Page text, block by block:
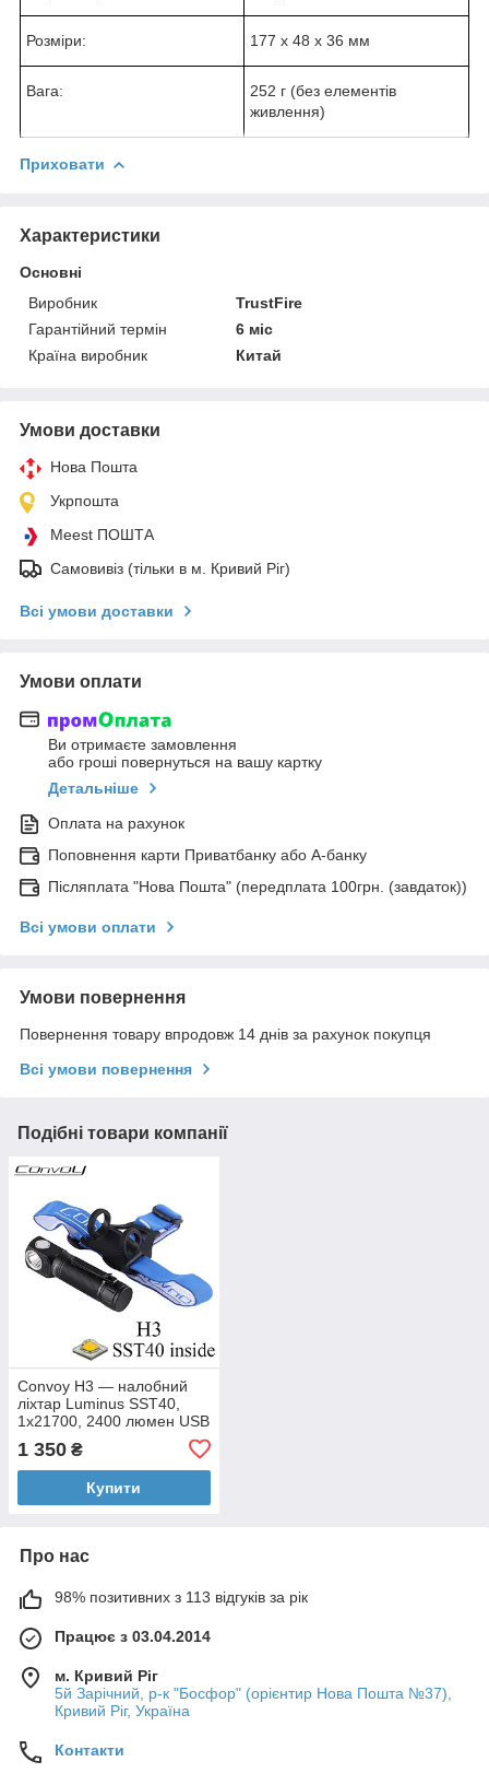
Розміри: 177 x 48 x 36 мм
Вага:
252 г (без елементів
живлення)
Приховати
Характеристики
Основні
Виробник
TrustFire
Гарантійний термін
6 міс
Країна виробник
Китай
Умови доставки
Нова Пошта
Укрпошта
Meest ПОШТА
Самовивіз (тільки в м. Кривий Ріг)
Всі умови доставки
Умови оплати
Ви отримаєте замовлення
або гроші повернуться на вашу картку
Детальніше
Оплата на рахунок
Поповнення карти Приватбанку або А-банку
Післяплата "Нова Пошта" (передплата 100грн. (завдаток))
Всі умови оплати
Умови повернення
Повернення товару впродовж 14 днів за рахунок покупця
Всі умови повернення
Подібні товари компанії
Convoy H3 — налобний
ліхтар Luminus SST40,
1x21700, 2400 люмен USB
1 350 ₴
Купити
Про нас
98% позитивних з 113 відгуків за рік
Працює з 03.04.2014
м. Кривий Ріг
5й Зарічний, р-к "Босфор" (орієнтир Нова Пошта №37),
Кривий Ріг, Україна
Контакти